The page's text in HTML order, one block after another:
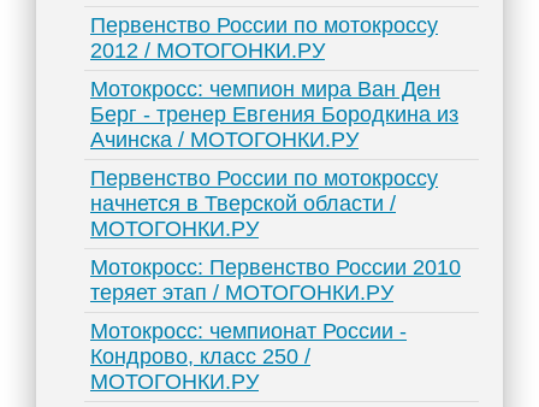
Первенство России по мотокроссу
2012 / МОТОГОНКИ.РУ
Мотокросс: чемпион мира Ван Ден
Берг - тренер Евгения Бородкина из
Ачинска / МОТОГОНКИ.РУ
Первенство России по мотокроссу
начнется в Тверской области /
МОТОГОНКИ.РУ
Мотокросс: Первенство России 2010
теряет этап / МОТОГОНКИ.РУ
Мотокросс: чемпионат России -
Кондрово, класс 250 /
МОТОГОНКИ.РУ